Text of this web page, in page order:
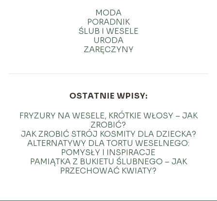
MODA
PORADNIK
ŚLUB I WESELE
URODA
ZARĘCZYNY
OSTATNIE WPISY:
FRYZURY NA WESELE, KRÓTKIE WŁOSY – JAK
ZROBIĆ?
JAK ZROBIĆ STRÓJ KOSMITY DLA DZIECKA?
ALTERNATYWY DLA TORTU WESELNEGO:
POMYSŁY I INSPIRACJE
PAMIĄTKA Z BUKIETU ŚLUBNEGO – JAK
PRZECHOWAĆ KWIATY?